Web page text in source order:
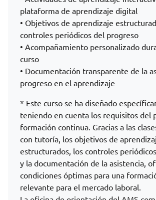
plataforma de aprendizaje digital
• Objetivos de aprendizaje
controles periódicos del progreso
• Acompañamiento personalizado
curso
• Documentación transparente de la
progreso en el aprendizaje
* Este curso se ha diseñado
teniendo en cuenta los requisitos del
formación continua. Gracias a las
con tutoría, los objetivos de
estructurados, los controles
y la documentación de la asistencia,
condiciones óptimas para una
relevante para el mercado laboral.